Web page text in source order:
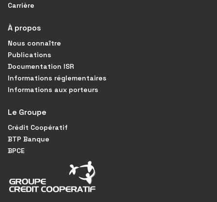
Carrière
À propos
Nous connaître
Publications
Documentation ISR
Informations réglementaires
Informations aux porteurs
Le Groupe
Crédit Coopératif
BTP Banque
BPCE